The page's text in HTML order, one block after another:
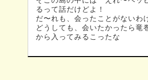
るって話だけどよ！
だ〜れも、会ったことがないわ
どうしても、会いたかったら竜
から入ってみるこったな